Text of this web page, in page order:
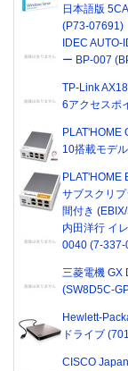
日本語版
(P73-07691)
IDEC
ー BP-007
TP-Link
6アクセスポ
PLAT'HOME
10搭載モデ
PLAT'HOME
サブスクリ
間付き
内田洋行 イ
0040 (7-337-
三菱電機 GX
(SW8D5C-
Hewlett-
ドライブ
CISCO